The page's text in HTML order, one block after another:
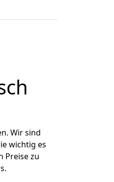
Wir sind
wichtig es
Preise zu